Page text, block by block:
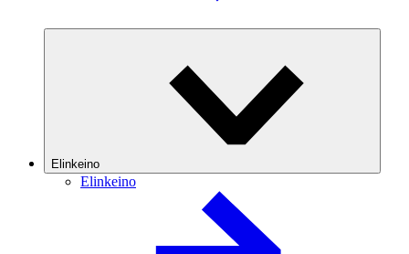
Elinkeino
Elinkeino